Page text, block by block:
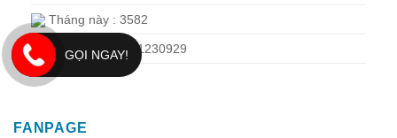
Tháng này : 3582
Tổng truy cập : 1230929
FANPAGE
GỌI NGAY!